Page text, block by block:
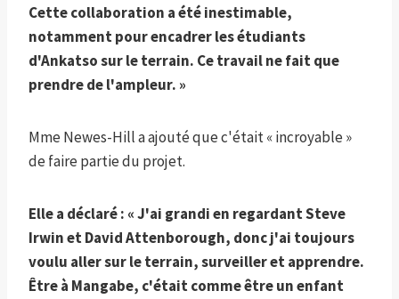
Cette collaboration a été inestimable,
notamment pour encadrer les étudiants
d'Ankatso sur le terrain. Ce travail ne fait que
prendre de l'ampleur. »
Mme Newes-Hill a ajouté que c'était « incroyable »
de faire partie du projet.
Elle a déclaré : « J'ai grandi en regardant Steve
Irwin et David Attenborough, donc j'ai toujours
voulu aller sur le terrain, surveiller et apprendre.
Être à Mangabe, c'était comme être un enfant